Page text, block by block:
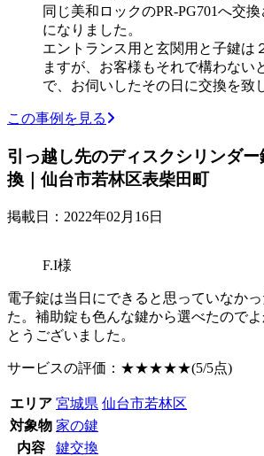
同じ美和ロックのPR-PG701へ交
になりました。
エントランス用と玄関用と子鍵は
ますが、お客様もそれで構わない
で、お伺いしたその日に交換を致
この事例を見る
引っ越し先のディスクシリンダ
換｜仙台市若林区表柴田町
掲載日：2022年02月16日
F.I様
電子錠は当日にできると思っていなか
た。補助錠も色んな鍵から選べたので
とうございました。
サービスの評価： ★★★★★(5/5点)
エリア 宮城県 仙台市若林区
対象物 家の鍵
内容
鍵交換